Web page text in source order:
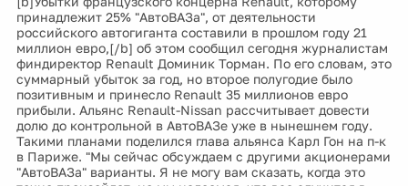
принадлежит 25% "АвтоВАЗа", от деятельности
российского автогиганта составили в прошлом году 21
миллион евро,[/b] об этом сообщил сегодня журналистам
финдиректор Renault Доминик Торман. По его словам, это
суммарный убыток за год, но второе полугодие было
позитивным и принесло Renault 35 миллионов евро
прибыли. Альянс Renault-Nissan рассчитывает довести
долю до контрольной в АвтоВАЗе уже в нынешнем году.
Такими планами поделился глава альянса Карл Гон на п-к
в Париже. "Мы сейчас обсуждаем с другими акционерами
"АвтоВАЗа" варианты. Я не могу вам сказать, когда это